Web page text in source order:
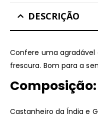
DESCRIÇÃO
Confere uma agradável
frescura. Bom para a
Composição:
Castanheiro da Índia e